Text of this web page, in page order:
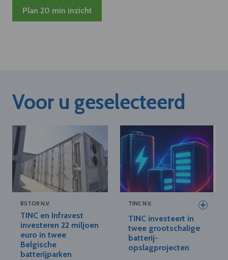
Plan 20 min inzicht
Voor u geselecteerd
BSTOR N.V.
TINC en Infravest
investeren 22 miljoen
euro in twee
Belgische
batterijparken
TINC N.V.
TINC investeert in
twee grootschalige
batterij-
opslagprojecten